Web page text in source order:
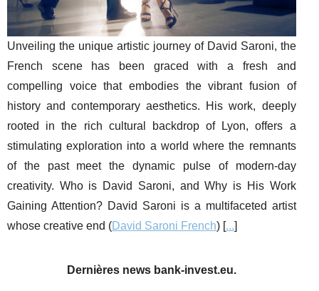
Unveiling the unique artistic journey of David Saroni, the
French scene has been graced with a fresh and
compelling voice that embodies the vibrant fusion of
history and contemporary aesthetics. His work, deeply
rooted in the rich cultural backdrop of Lyon, offers a
stimulating exploration into a world where the remnants
of the past meet the dynamic pulse of modern-day
creativity. Who is David Saroni, and Why is His Work
Gaining Attention? David Saroni is a multifaceted artist
whose creative end (David Saroni French) [...]
Dernières news bank-invest.eu.